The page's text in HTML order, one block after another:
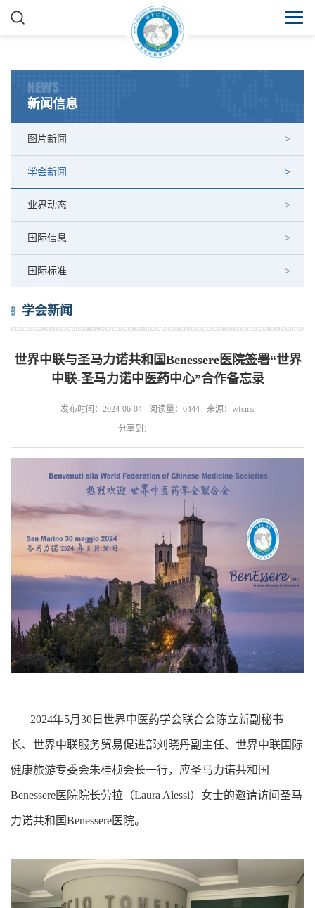
NEWS
新闻信息
图片新闻
学会新闻
业界动态
国际信息
国际标准
学会新闻
世界中联与圣马力诺共和国Benessere医院签署“世界
中联-圣马力诺中医药中心”合作备忘录
发布时间：2024-06-04 阅读量：6444
来源：wfcms
分享到：
2024年5月30日世界中医药学会联合会陈立新副秘书
长、世界中联服务贸易促进部刘晓丹副主任、世界中联国际
健康旅游专委会朱桂桢会长一行，应圣马力诺共和国
Benessere医院院长劳拉（Laura Alessi）女士的邀请访问圣马
力诺共和国Benessere医院。